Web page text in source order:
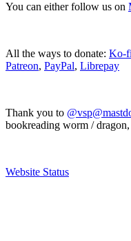
You can either follow us on
All the ways to donate: Ko-
Patreon, PayPal, Librepay
Thank you to
bookreading worm /
Website Status